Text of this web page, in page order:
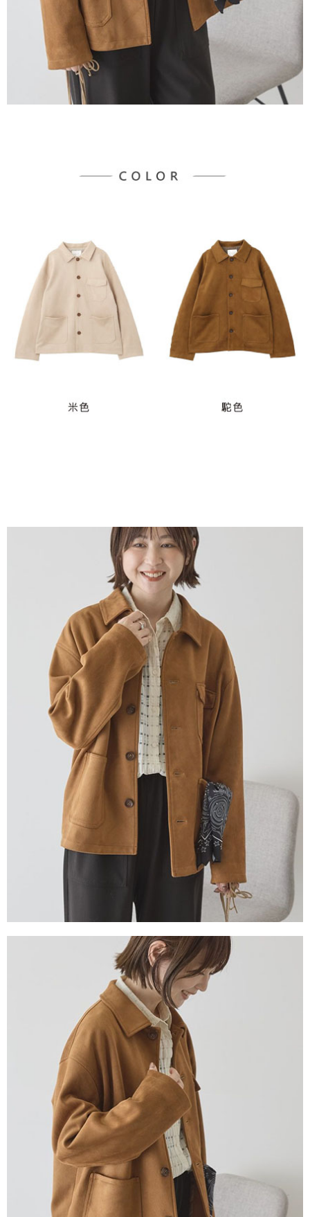
４．使用「AFTEE先享後付」時，將依據個別帳號之用戶狀況，依本公司即
時審查核予不同之上限額度；若仍有額度不足之情形，本公司將視審查結果
請求用戶進行身份認證。
５．嚴禁一人註冊多個帳號或使用他人資訊註冊。若發現惡意使用之情形，
恩沛科技股份有限公司將有權停止該用戶之使用額度並採取法律行動。
每筆NT$90，滿NT$888(含以上)免運費